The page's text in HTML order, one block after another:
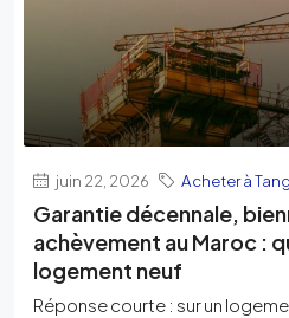
juin 22, 2026 Acheter à
Garantie décennale,
achèvement au Maroc :
logement neuf
Réponse courte : sur un